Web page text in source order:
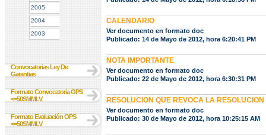
2005
2004
2003
Convocatorias Ley De
Garantias
Formato Convocatoria OPS
<=50SMMLV
Formato Evaluación OPS
<=50SMMLV
CALENDARIO
Ver documento en formato doc
Publicado: 14 de Mayo de 2012, hora 6:20:41 PM
NOTA IMPORTANTE
Ver documento en formato doc
Publicado: 22 de Mayo de 2012, hora 6:30:31 PM
RESOLUCION QUE REVOCA LA
Ver documento en formato doc
Publicado: 30 de Mayo de 2012, hora 10:25:15 AM